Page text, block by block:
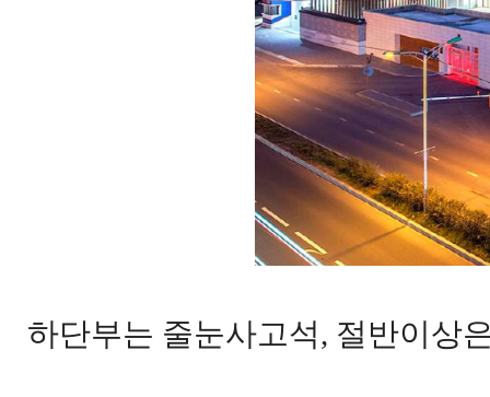
하단부는 줄눈사고석, 절반이상